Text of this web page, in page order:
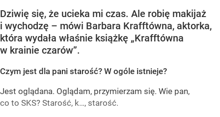
Dziwię się, że ucieka mi czas. Ale robię makijaż
i wychodzę – mówi Barbara Krafftówna, aktorka,
która wydała właśnie książkę „Krafftówna
w krainie czarów”.
Czym jest dla pani starość? W ogóle istnieje?
Jest oglądana. Oglądam, przymierzam się. Wie pan,
co to SKS? Starość, k…, starość.